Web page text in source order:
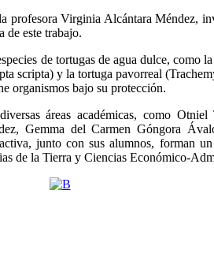
profesora Virginia Alcántara Méndez,
de este trabajo.
de tortugas de agua dulce, como
scripta) y la tortuga pavorreal
organismos bajo su protección.
áreas académicas, como
Gemma del Carmen Góngora
junto con sus alumnos, forman
de la Tierra y Ciencias Económico-